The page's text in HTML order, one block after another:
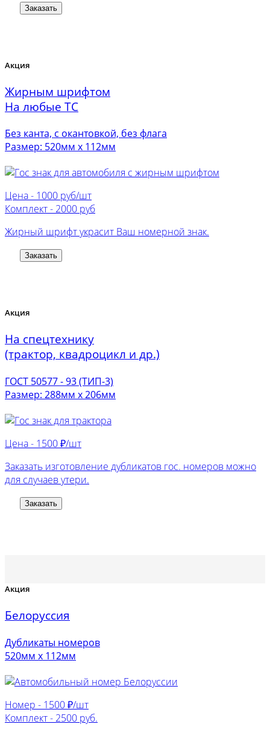
Заказать
Акция
Жирным шрифтом
На любые ТС
Без канта, с окантовкой, без флага
Размер: 520мм х 112мм
Цена - 1000 руб/шт
Комплект - 2000 руб
Жирный шрифт украсит Ваш номерной знак.
Заказать
Акция
На спецтехнику
(трактор, квадроцикл и др.)
ГОСТ 50577 - 93 (ТИП-3)
Размер: 288мм х 206мм
Цена - 1500 ₽/шт
Заказать изготовление дубликатов гос. номеров можно
для случаев утери.
Заказать
Акция
Белоруссия
Дубликаты номеров
520мм х 112мм
Номер - 1500 ₽/шт
Комплект - 2500 руб.